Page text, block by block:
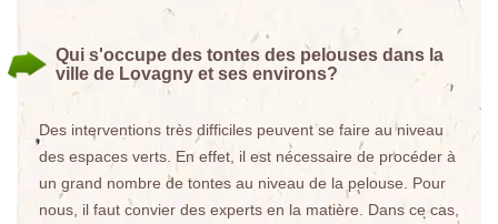
Qui s'occupe des tontes des pelouses dans la
ville de Lovagny et ses environs?
Des interventions très difficiles peuvent se faire au niveau
des espaces verts. En effet, il est nécessaire de procéder à
un grand nombre de tontes au niveau de la pelouse. Pour
nous, il faut convier des experts en la matière. Dans ce cas,